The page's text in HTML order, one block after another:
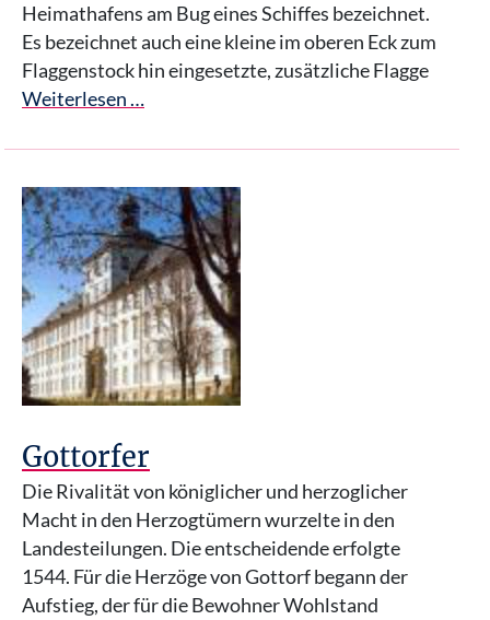
Heimathafens am Bug eines Schiffes bezeichnet.
Es bezeichnet auch eine kleine im oberen Eck zum
Flaggenstock hin eingesetzte, zusätzliche Flagge
Weiterlesen …
Gottorfer
Die Rivalität von königlicher und herzoglicher
Macht in den Herzogtümern wurzelte in den
Landesteilungen. Die entscheidende erfolgte
1544. Für die Herzöge von Gottorf begann der
Aufstieg, der für die Bewohner Wohlstand